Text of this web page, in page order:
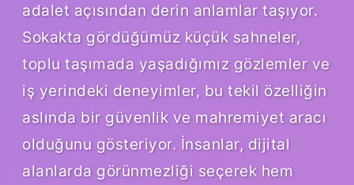
adalet açısından derin anlamlar taşıyor.
Sokakta gördüğümüz küçük sahneler,
toplu taşımada yaşadığımız gözlemler ve
iş yerindeki deneyimler, bu tekil özelliğin
aslında bir güvenlik ve mahremiyet aracı
olduğunu gösteriyor. İnsanlar, dijital
alanlarda görünmezliği seçerek hem